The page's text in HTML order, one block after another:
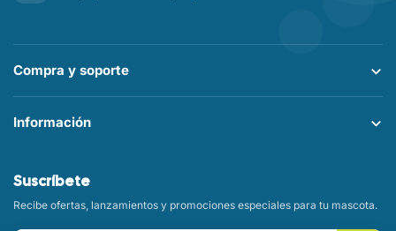
Compra y soporte
Información
Suscríbete
Recibe ofertas, lanzamientos y promociones especiales para tu mascota.